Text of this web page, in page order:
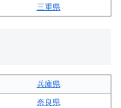
三重県
兵庫県
奈良県